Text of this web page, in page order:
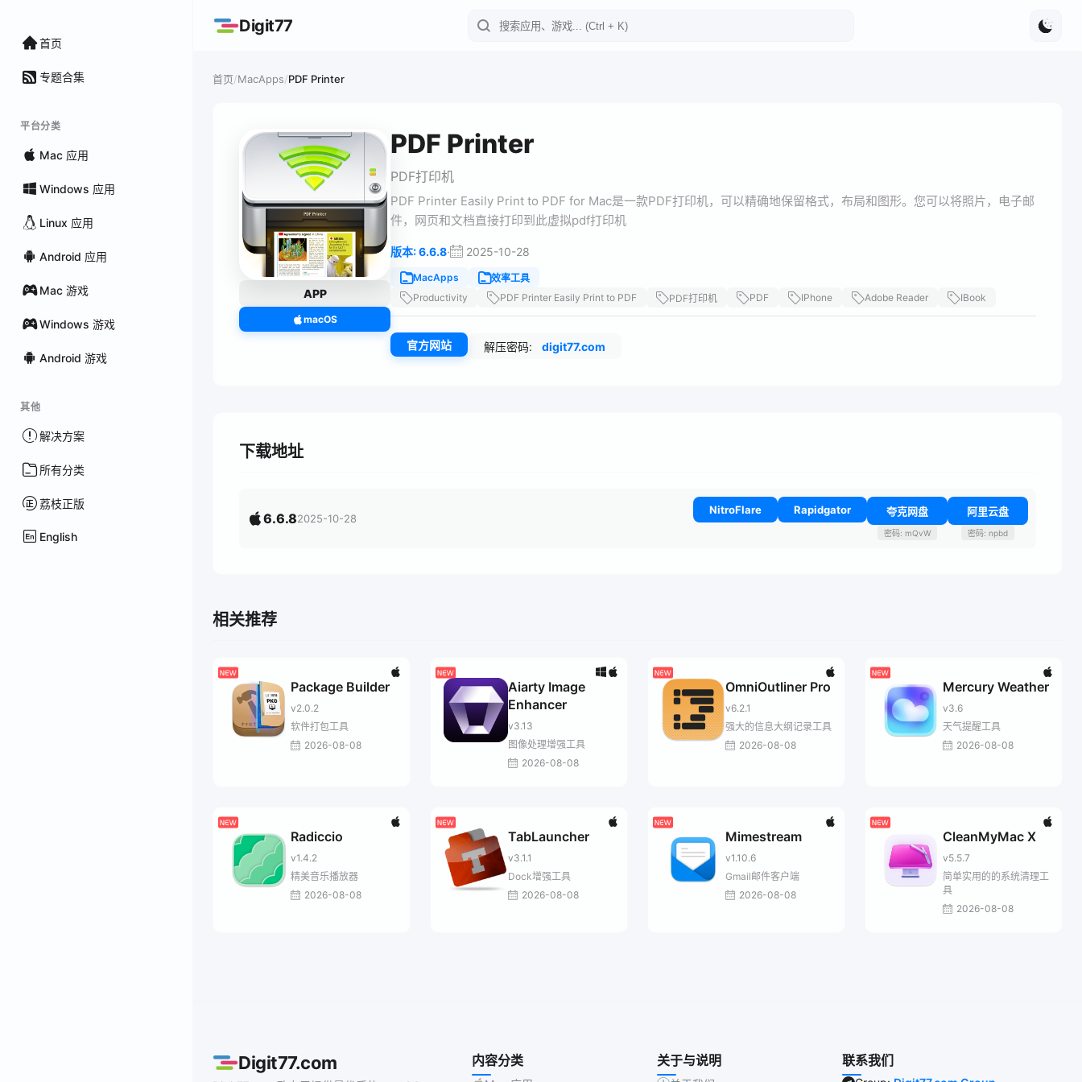
首页
专题合集
平台分类
Mac 应用
Windows 应用
Linux 应用
Android 应用
Mac 游戏
Windows 游戏
Android 游戏
其他
解决方案
所有分类
荔枝正版
English
Digit77
首页/MacApps/PDF Printer
APP
macOS
PDF Printer
PDF打印机
PDF Printer Easily Print to PDF for Mac是一款PDF打印机，可以精确地保留格式，布局和图形。您可以将照片，电子邮
件，网页和文档直接打印到此虚拟pdf打印机
版本: 6.6.8· 2025-10-28
MacApps
效率工具
Productivity
PDF Printer Easily Print to PDF PDF打印机 PDF IPhone Adobe Reader IBook
官方网站 解压密码: digit77.com
下载地址
6.6.82025-10-28
NitroFlare Rapidgator 夸克网盘
密码: mQvW
阿里云盘
密码: npbd
相关推荐
Package Builder
v2.0.2
软件打包工具
2026-08-08
Aiarty Image
Enhancer
v3.13
图像处理增强工具
2026-08-08
OmniOutliner Pro
v6.2.1
强大的信息大纲记录工具
2026-08-08
Mercury Weather
v3.6
天气提醒工具
2026-08-08
Radiccio
v1.4.2
精美音乐播放器
2026-08-08
TabLauncher
v3.1.1
Dock增强工具
2026-08-08
Mimestream
v1.10.6
Gmail邮件客户端
2026-08-08
CleanMyMac X
v5.5.7
简单实用的的系统清理工
具
2026-08-08
Digit77.com 内容分类 关于与说明 联系我们